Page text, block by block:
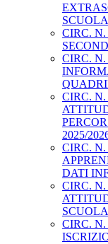
CIRC.
CIRC.
CIRC.
2025/
CIRC.
DATI
CIRC.
CIRC.